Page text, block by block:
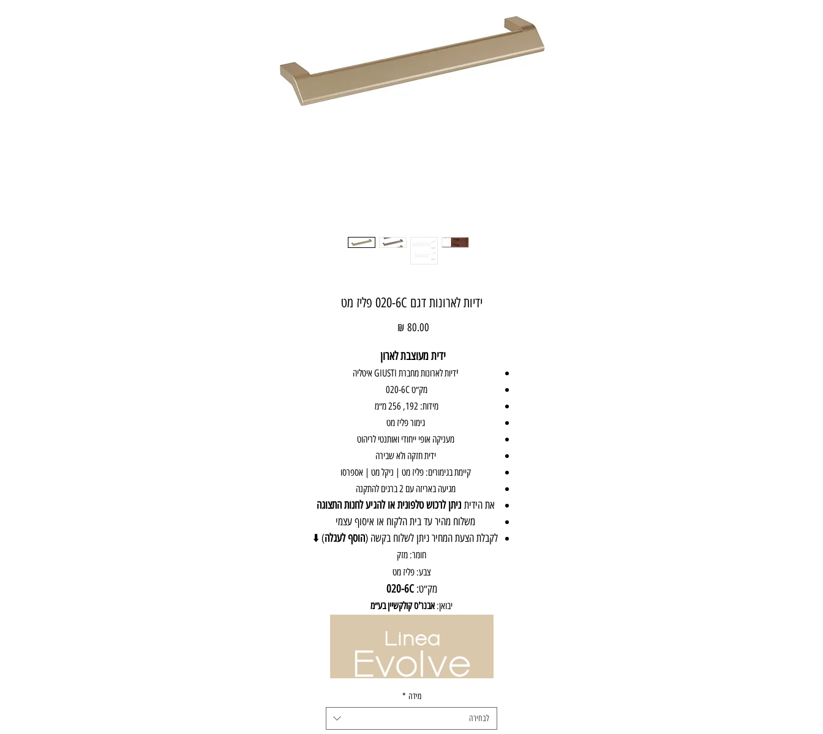
ידיות לארונות דגם 020-6C פליז מט
ידית מעוצבת לארון
ידיות לארונות מחברת GIUSTI איטליה
מק״ט 020-6C
מידות: 192, 256 מ״מ
גימור פליז מט
מעניקה אופי ייחודי ואותנטי לריהוט
ידית חזקה ולא שבירה
קיימת בגימורים: פליז מט | ניקל מט | אספרסו
מגיעה באריזה עם 2 ברגים להתקנה
את הידיתניתן לרכוש טלפונית או להגיע לחנות התצוגה
משלוח מהיר עד בית הלקוח או איסוף עצמי
לקבלת הצעת המחיר ניתן לשלוח בקשה (הוסף לעגלה) ⬇️
חומר: מזק
צבע: פליז מט
מק״ט:020-6C
יבואן: אבנר'ס קולקשיין בע״מ
מידה *
לבחירה